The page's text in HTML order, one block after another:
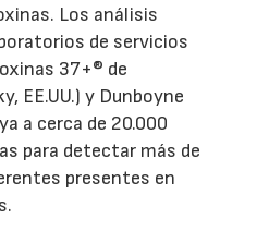
Los análisis
de servicios
37+® de
EE.UU.) y Dunboyne
a cerca de 20.000
para detectar más de
presentes en